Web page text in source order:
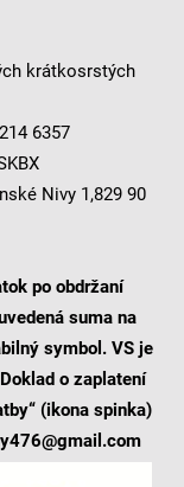
krátkosrstých
6357
Nivy 1,829 90
po obdržaní
suma na
symbol. VS je
o zaplatení
(ikona spinka)